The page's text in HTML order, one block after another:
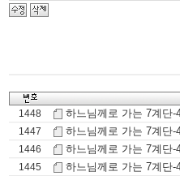
1448 하느님께로 가는 7계단-
1447
하느님께로 가는 7계단-
1446
하느님께로 가는 7계단-
1445
하느님께로 가는 7계단-